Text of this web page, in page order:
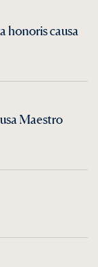
honoris causa
Maestro